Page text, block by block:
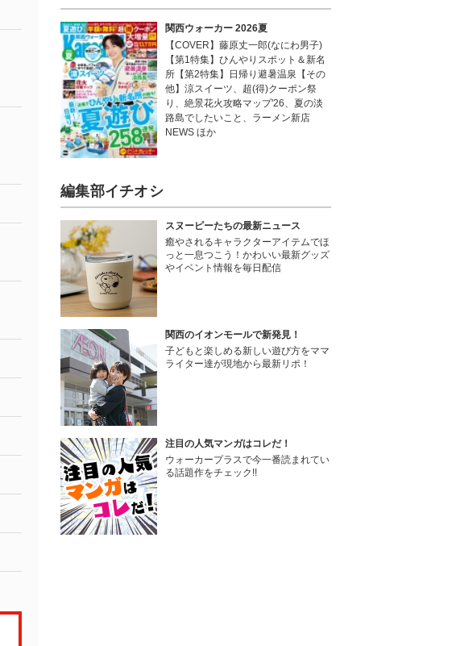
関西ウォーカー 2026夏
【COVER】藤原丈一郎(なにわ男子)
【第1特集】ひんやりスポット＆新名
所【第2特集】日帰り避暑温泉【その
他】涼スイーツ、超(得)クーポン祭
り、絶景花火攻略マップ'26、夏の淡
路島でしたいこと、ラーメン新店
NEWS ほか
編集部イチオシ
スヌーピーたちの最新ニュース
癒やされるキャラクターアイテムでほ
っと一息つこう！かわいい最新グッズ
やイベント情報を毎日配信
関西のイオンモールで新発見！
子どもと楽しめる新しい遊び方をママ
ライター達が現地から最新リポ！
注目の人気マンガはコレだ！
ウォーカープラスで今一番読まれてい
る話題作をチェック!!